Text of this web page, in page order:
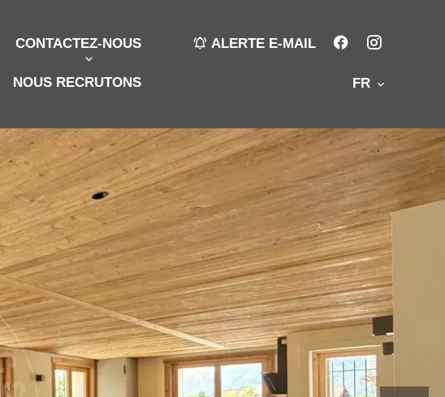
ALERTE E-MAIL
FR
CONTACTEZ-NOUS
NOUS RECRUTONS